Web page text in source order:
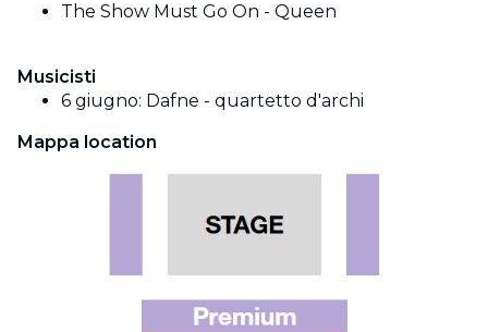
The Show Must Go On - Queen
Musicisti
6 giugno: Dafne - quartetto d'archi
Mappa location